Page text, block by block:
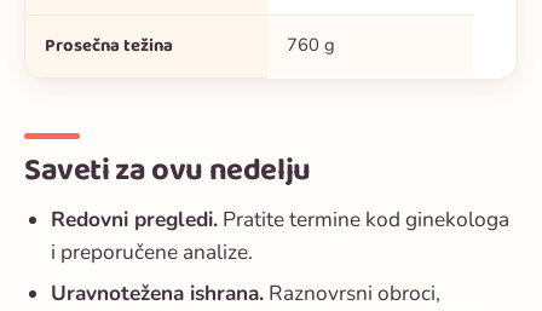
Prosečna težina 760 g
Saveti za ovu nedelju
Redovni pregledi. Pratite termine kod ginekologa
i preporučene analize.
Uravnotežena ishrana. Raznovrsni obroci,